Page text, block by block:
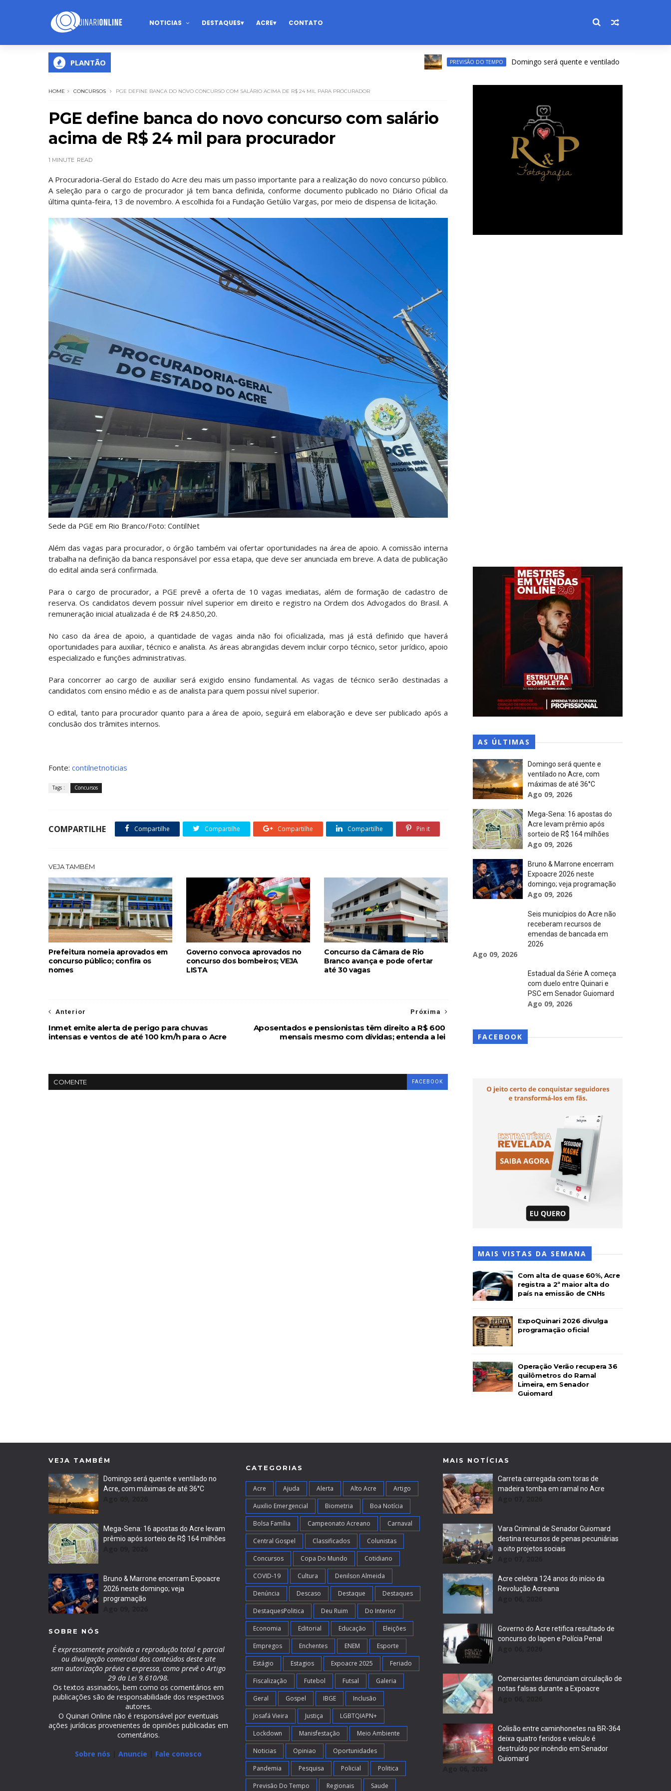
NOTICIAS DESTAQUES ACRE CONTATO
PLANTÃO PREVISÃO DO TEMPO Domingo será quente e ventilado no Acre, com
HOME CONCURSOS PGE DEFINE BANCA DO NOVO CONCURSO COM SALÁRIO ACIMA DE R$ 24 MIL PARA PROCURADOR
PGE define banca do novo concurso com salário
acima de R$ 24 mil para procurador
1 MINUTE READ
A Procuradoria-Geral do Estado do Acre deu mais um passo importante para a realização do novo concurso público.
A seleção para o cargo de procurador já tem banca definida, conforme documento publicado no Diário Oficial da
última quinta-feira, 13 de novembro. A escolhida foi a Fundação Getúlio Vargas, por meio de dispensa de licitação.
Sede da PGE em Rio Branco/Foto: ContilNet
Além das vagas para procurador, o órgão também vai ofertar oportunidades na área de apoio. A comissão interna
trabalha na definição da banca responsável por essa etapa, que deve ser anunciada em breve. A data de publicação
do edital ainda será confirmada.
Para o cargo de procurador, a PGE prevê a oferta de 10 vagas imediatas, além de formação de cadastro de
reserva. Os candidatos devem possuir nível superior em direito e registro na Ordem dos Advogados do Brasil. A
remuneração inicial atualizada é de R$ 24.850,20.
No caso da área de apoio, a quantidade de vagas ainda não foi oficializada, mas já está definido que haverá
oportunidades para auxiliar, técnico e analista. As áreas abrangidas devem incluir corpo técnico, setor jurídico, apoio
especializado e funções administrativas.
Para concorrer ao cargo de auxiliar será exigido ensino fundamental. As vagas de técnico serão destinadas a
candidatos com ensino médio e as de analista para quem possui nível superior.
O edital, tanto para procurador quanto para a área de apoio, seguirá em elaboração e deve ser publicado após a
conclusão dos trâmites internos.
Fonte: contilnetnoticias
Tags : Concursos
COMPARTILHE Compartilhe Compartilhe Compartilhe Compartilhe Pin it
VEJA TAMBÉM
Prefeitura nomeia aprovados em
concurso público; confira os
nomes
Governo convoca aprovados no
concurso dos bombeiros; VEJA
LISTA
Concurso da Câmara de Rio
Branco avança e pode ofertar
até 30 vagas
Próxima
Aposentados e pensionistas têm direito a R$ 600
mensais mesmo com dívidas; entenda a lei
Anterior
Inmet emite alerta de perigo para chuvas
intensas e ventos de até 100 km/h para o Acre
COMENTE FACEBOOK
AS ÚLTIMAS
Domingo será quente e
ventilado no Acre, com
máximas de até 36°C
Ago 09, 2026
Mega-Sena: 16 apostas do
Acre levam prêmio após
sorteio de R$ 164 milhões
Ago 09, 2026
Bruno & Marrone encerram
Expoacre 2026 neste
domingo; veja programação
Ago 09, 2026
Seis municípios do Acre não
receberam recursos de
emendas de bancada em
2026
Ago 09, 2026
Estadual da Série A começa
com duelo entre Quinari e
PSC em Senador Guiomard
Ago 09, 2026
FACEBOOK
MAIS VISTAS DA SEMANA
Com alta de quase 60%, Acre
registra a 2ª maior alta do
país na emissão de CNHs
ExpoQuinari 2026 divulga
programação oficial
Operação Verão recupera 36
quilômetros do Ramal
Limeira, em Senador
Guiomard
VEJA TAMBÉM
Domingo será quente e ventilado no
Acre, com máximas de até 36°C
Mega-Sena: 16 apostas do Acre levam
prêmio após sorteio de R$ 164 milhões
Bruno & Marrone encerram Expoacre
2026 neste domingo; veja
programação
SOBRE NÓS
É expressamente proibida a reprodução total e parcial
ou divulgação comercial dos conteúdos deste site
sem autorização prévia e expressa, como prevê o Artigo
29 da Lei 9.610/98.
Os textos assinados, bem como os comentários em
publicações são de responsabilidade dos respectivos
autores.
O Quinari Online não é responsável por eventuais
ações jurídicas provenientes de opiniões publicadas em
comentários.
Sobre nós |Anuncie Fale conosco
CATEGORIAS
Acre Ajuda Alerta Alto Acre Artigo
Auxilio Emergencial Biometria Boa Notícia
Bolsa Família Campeonato Acreano Carnaval
Central Gospel Classificados Colunistas
Concursos Copa Do Mundo Cotidiano
COVID-19 Cultura Denilson Almeida
Denúncia Descaso Destaque Destaques
DestaquesPolitica Deu Ruim Do Interior
Economia Editorial Educação Eleições
Empregos Enchentes ENEM Esporte
Estágio Estagios Expoacre 2025 Feriado
Fiscalização Futebol Futsal Galeria
Geral Gospel IBGE Inclusão
Josafá Vieira Justiça LGBTQIAPN+
Lockdown Manisfestação Meio Ambiente
Noticias Opiniao Oportunidades
Pandemia Pesquisa Policial Politica
Previsão Do Tempo Regionais Saude
MAIS NOTÍCIAS
Carreta carregada com toras de
madeira tomba em ramal no Acre
Vara Criminal de Senador Guiomard
destina recursos de penas pecuniárias
a oito projetos sociais
Acre celebra 124 anos do início da
Revolução Acreana
Governo do Acre retifica resultado de
concurso do Iapen e Polícia Penal
Comerciantes denunciam circulação de
notas falsas durante a Expoacre
Colisão entre caminhonetes na BR-364
deixa quatro feridos e veículo é
destruído por incêndio em Senador
Guiomard